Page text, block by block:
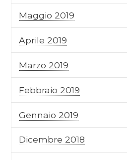
Maggio 2019
Aprile 2019
Marzo 2019
Febbraio 2019
Gennaio 2019
Dicembre 2018